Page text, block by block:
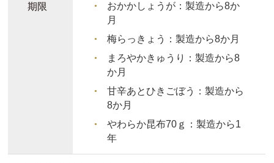
期限
おかかしょうが： 製造から8か
月
梅らっきょう： 製造から8か月
まろやかきゅうり： 製造から8
か月
甘辛あとひきごぼう： 製造から
8か月
やわらか昆布70ｇ： 製造から1
年